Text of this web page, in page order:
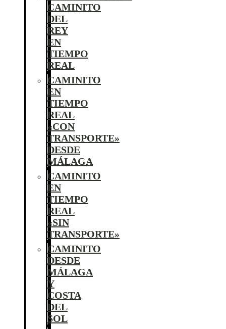
CAMINITO
DEL
REY
EN
TIEMPO
REAL
CAMINITO
EN
TIEMPO
REAL
«CON
TRANSPORTE»
DESDE
MÁLAGA
CAMINITO
EN
TIEMPO
REAL
«SIN
TRANSPORTE»
CAMINITO
DESDE
MÁLAGA
Y
COSTA
DEL
SOL